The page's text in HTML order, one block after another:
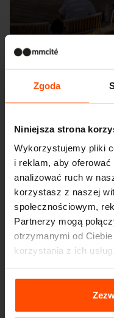
Zgoda
Niniejsza strona
Wykorzystujemy pliki
i reklam, aby oferować
analizować ruch w
korzystasz z naszej
społecznościowym,
Partnerzy mogą
otrzymanymi od
korzystania z ich usług.
Więcej informacji
Relating to the
Seattle –